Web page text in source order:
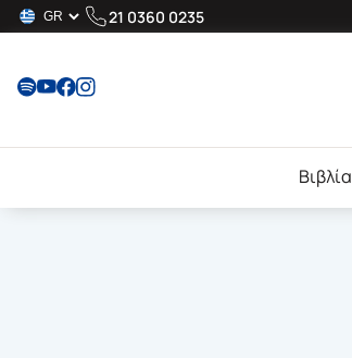
21 0360 0235
Βιβλία